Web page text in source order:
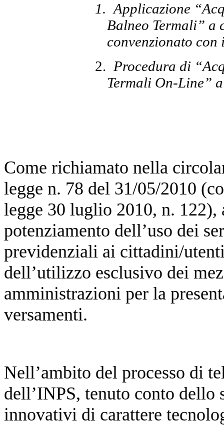
1. Applicazione
Balneo Termali” a
convenzionato con
2. Procedura di
Termali On-Line”
Come richiamato nella
legge n. 78 del 31/05/2010
legge 30 luglio 2010, n. 122),
potenziamento dell’uso dei
previdenziali ai cittadini/
dell’utilizzo esclusivo dei
amministrazioni per la
versamenti.
Nell’ambito del processo di
dell’INPS, tenuto conto
innovativi di carattere